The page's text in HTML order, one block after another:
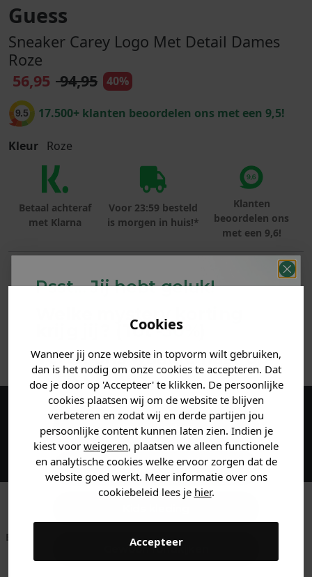
Cookies
Wanneer jij onze website in topvorm wilt gebruiken,
dan is het nodig om onze cookies te accepteren. Dat
doe je door op 'Accepteer' te klikken. De persoonlijke
cookies plaatsen wij om de website te blijven
verbeteren en zodat wij en derde partijen jou
persoonlijke content kunnen laten zien. Indien je
kiest voor weigeren, plaatsen we alleen functionele
en analytische cookies welke ervoor zorgen dat de
website goed werkt. Meer informatie over ons
cookiebeleid lees je hier.
Accepteer
Guess
Sneaker Carey Logo Met Detail Dames
Roze
56,95 94,95 40%
9.5 17.500+ klanten beoordelen ons met een 9,5!
Kleur Roze
Betaal achteraf
met Klarna
Voor 23:59 besteld
is morgen in huis!*
Klanten
beoordelen ons
met een 9,6!
Maak een account aan en ontvang 5%
korting op je eerste bestelling!
Betaal achteraf met
Voor 23:59 besteld
is morgen in huis!*
Psst... Jij hebt geluk!
Welke mystery
krijg jij? (Tot-30%
Vertel ons waar je naar op
zoek bent. 👇
Heren kleding
Dames kleding
Gewoon rondkijken